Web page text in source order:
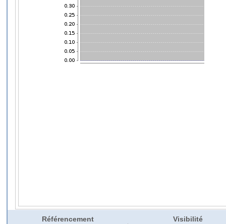
Référencement Visibilité